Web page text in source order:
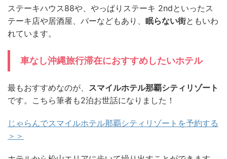
ステーキハウス88や、やっぱりステーキ 2ndといったス
テーキ店や居酒屋、バーなどもあり、 眠らない街ともいわ
れています。
車なし沖縄旅行滞在におすすめしたいホテル
最もおすすめなのが、 スマイルホテル那覇シティリゾート
です。こちら筆者も2泊お世話になりました！
じゃらんでスマイルホテル那覇シティリゾートを予約する
＞＞